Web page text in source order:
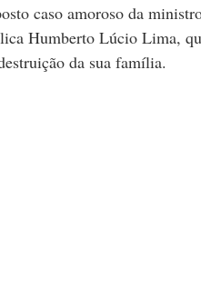
caso amoroso da
Humberto Lúcio Lima,
da sua família.